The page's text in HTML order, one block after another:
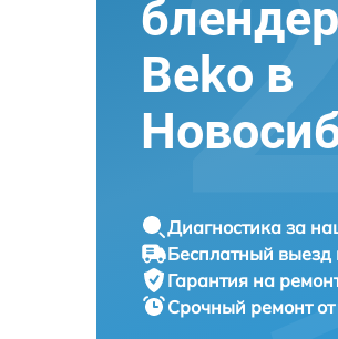
Beko в
Диагностика за
Бесплатный
Гарантия на
Срочный ремонт